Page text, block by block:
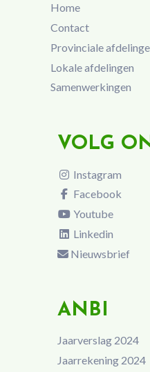
Home
Contact
Provinciale
Lokale afdelingen
Samenwerkingen
VOLG
Instagram
Facebook
Youtube
Linkedin
Nieuwsbrief
ANBI
Jaarverslag 2024
Jaarrekening 2024